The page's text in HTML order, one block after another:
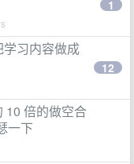
1
习内容做成
12
10 倍的做空合
一下